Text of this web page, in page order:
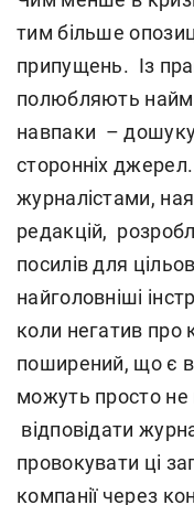
тим більше
припущень. Із
полюбляють
навпаки –
сторонніх
журналістами,
редакцій,
посилів для
найголовніші
коли негатив про
поширений, що є
можуть просто
відповідати
провокувати ці
компанії через